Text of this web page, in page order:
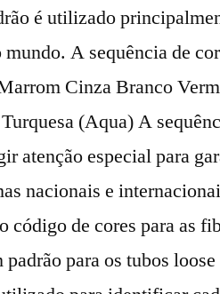
é utilizado
A sequência de
Cinza Branco
(Aqua) A
atenção especial para
nacionais e
código de cores para as
para os tubos loose